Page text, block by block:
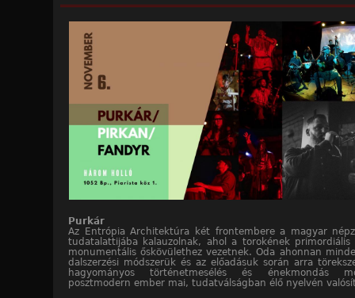
Purkár
Az Entrópia Architektúra két frontembere a magyar
tudatalattijába kalauzolnak, ahol a torokének primordiális
monumentális őskövülethez vezetnek. Oda ahonnan
dalszerzési módszerük és az előadásuk során arra
hagyományos történetmesélés és énekmondás
posztmodern ember mai, tudatválságban élő nyelvén